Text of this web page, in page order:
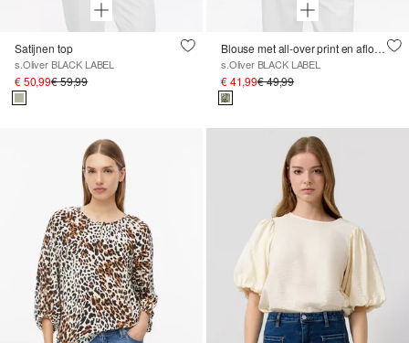
Satijnen top
s.Oliver BLACK LABEL
€ 50,99€ 59,99
Blouse met all-over print en aflopende schouders
s.Oliver BLACK LABEL
€ 41,99€ 49,99